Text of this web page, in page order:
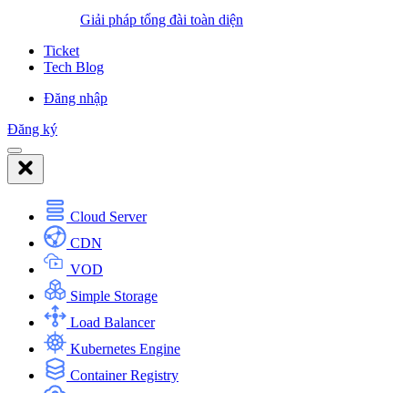
Giải pháp tổng đài toàn diện
Ticket
Tech Blog
Đăng nhập
Đăng ký
Cloud Server
CDN
VOD
Simple Storage
Load Balancer
Kubernetes Engine
Container Registry